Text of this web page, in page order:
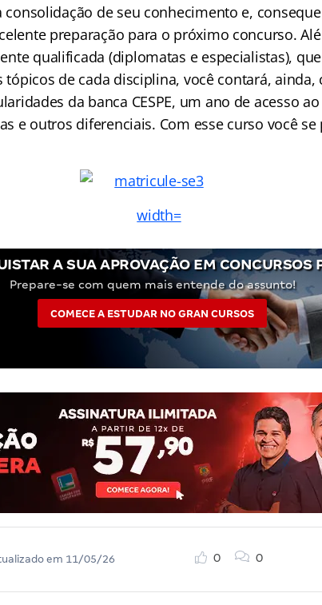
de seu conhecimento e,
preparação para o próximo concurso.
qualificada (diplomatas e especialistas),
tópicos de cada disciplina, você contará, ainda,
da banca CESPE, um ano de acesso
e outros diferenciais. Com esse curso você
A SUA APROVAÇÃO EM CONCURSOS
Prepare-se com quem mais entende do assunto!
COMECE A ESTUDAR NO GRAN CURSOS
em 11/05/26
0 0